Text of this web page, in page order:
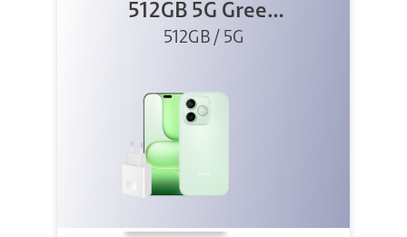
512GB 5G Green
+ 45W
512GB / 5G